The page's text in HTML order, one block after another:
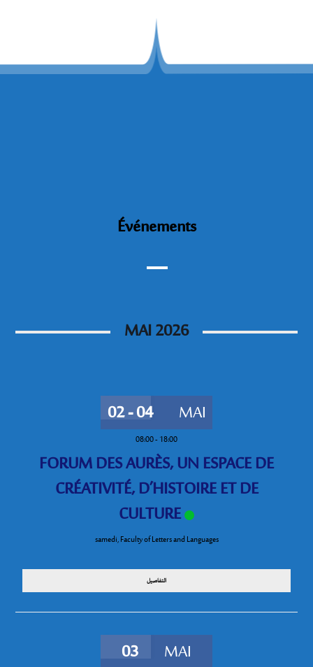
Événements
MAI 2026
02 - 04 MAI
08:00-18:00
FORUM DES AURÈS, UN ESPACE DE
CRÉATIVITÉ, D’HISTOIRE ET DE
CULTURE
samedi,Faculty of Letters and Languages
التفاصيل
03 MAI